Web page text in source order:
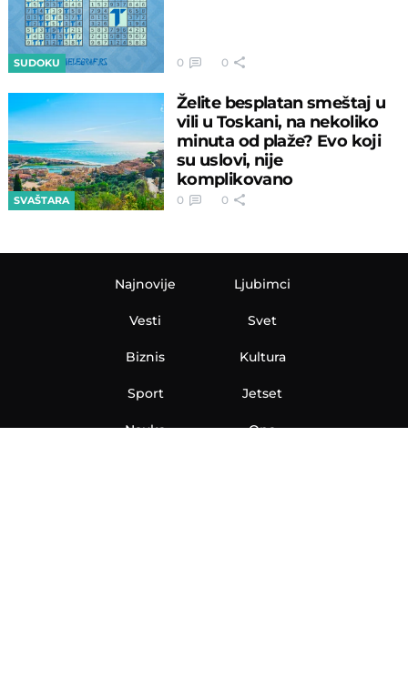
SUDOKU 0 0
SVAŠTARA
Želite besplatan smeštaj u
vili u Toskani, na nekoliko
minuta od plaže? Evo koji
su uslovi, nije
komplikovano
0 0
Najnovije
Vesti
Biznis
Sport
Nauka
Ljubimci
Svet
Kultura
Jetset
Ona